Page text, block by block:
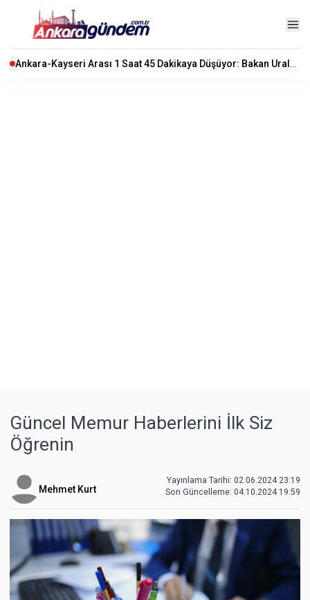
Güncel Memur Haberlerini İlk Siz
Öğrenin
Mehmet Kurt
Yayınlama Tarihi: 02.06.2024 23:19
Son Güncelleme: 04.10.2024 19:59